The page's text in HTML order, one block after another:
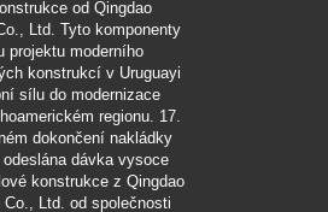
od Qingdao
Ltd. Tyto komponenty
projektu moderního
konstrukcí v Uruguayi
sílu do modernizace
regionu. 17.
dokončení nakládky
dávka vysoce
konstrukce z Qingdao
Ltd. od společnosti